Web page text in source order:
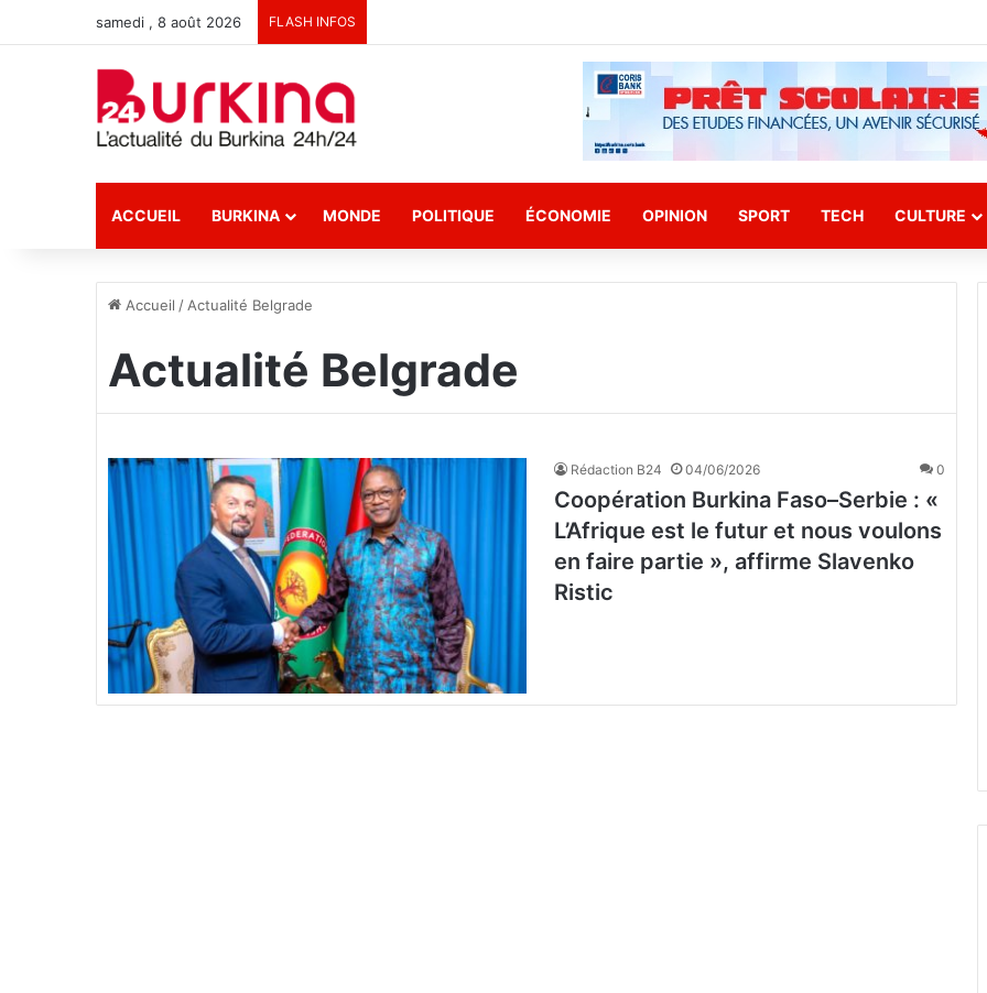
samedi , 8 août 2026 FLASH INFOS
ACCUEIL BURKINA MONDE POLITIQUE ÉCONOMIE OPINION SPORT TECH CULTURE
Accueil / Actualité Belgrade
Actualité Belgrade
Rédaction B24 04/06/2026 0
Coopération Burkina Faso–Serbie : «
L’Afrique est le futur et nous voulons
en faire partie », affirme Slavenko
Ristic